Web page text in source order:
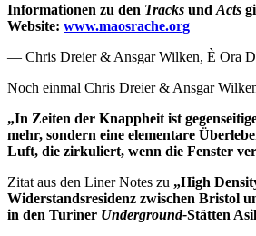
Informationen zu den Tracks und Acts
Website: www.maosrache.org
— Chris Dreier & Ansgar Wilken, È Ora
Noch einmal Chris Dreier & Ansgar
„In Zeiten der Knappheit ist
mehr, sondern eine elementare
Luft, die zirkuliert, wenn die Fenster
Zitat aus den Liner Notes zu „High
Widerstandsresidenz zwischen Bristol
in den Turiner Underground-Stätten